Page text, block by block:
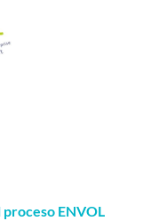
ENVOL